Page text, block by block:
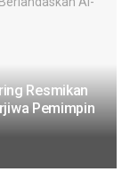
Resmikan
Pemimpin